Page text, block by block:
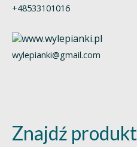
+48533101016
wylepianki@gmail.com
Znajdź produkt